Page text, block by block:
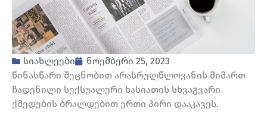
სიახლეები
ნოემბერი 25, 2023
წინასწარი შეცნობით არასრულწლოვანის მიმართ
ჩადენილი სექსუალური ხასიათის სხვაგვარი
ქმედების ბრალდებით ერთი პირი დააკავეს.